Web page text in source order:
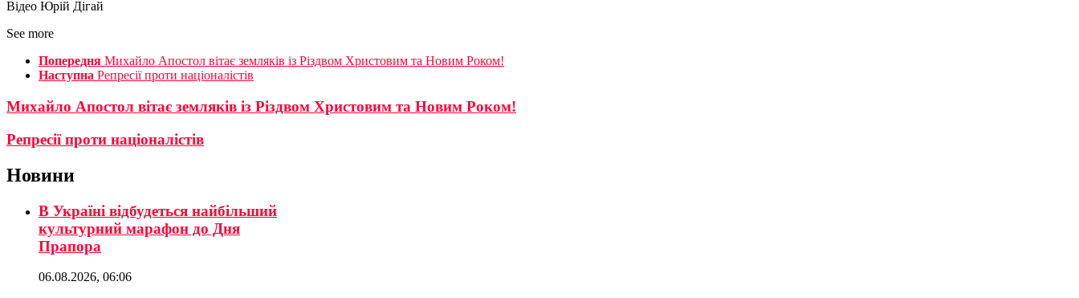
Відео Юрій Дігай
See more
Попередня Михайло Апостол вітає земляків із Різдвом Христовим та Новим Роком!
Наступна Репресії проти націоналістів
Михайло Апостол вітає земляків із Різдвом Христовим та Новим Роком!
Репресії проти націоналістів
Новини
В Україні відбудеться найбільший
культурний марафон до Дня
Прапора
06.08.2026, 06:06